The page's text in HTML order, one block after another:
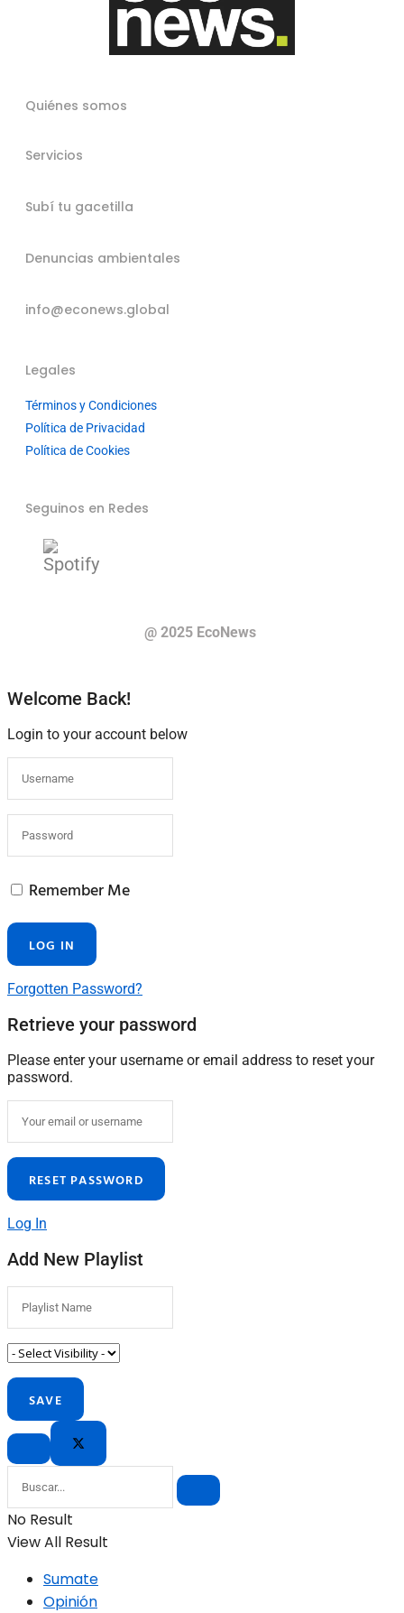
Quiénes somos
Servicios
Subí tu gacetilla
Denuncias ambientales
info@econews.global
Legales
Términos y Condiciones
Política de Privacidad
Política de Cookies
Seguinos en Redes
@ 2025 EcoNews
Welcome Back!
Login to your account below
Remember Me
Forgotten Password?
Retrieve your password
Please enter your username or email address to reset your
password.
Log In
Add New Playlist
No Result
View All Result
Sumate
Opinión